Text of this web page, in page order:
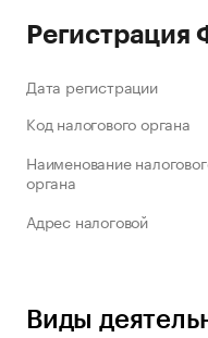
Дата регистрации
Код налогового органа
Наименование
органа
Адрес налоговой
Виды